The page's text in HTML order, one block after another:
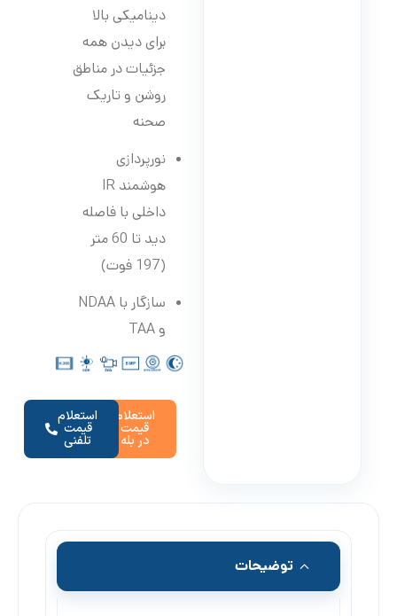
دینامیکی بالا
برای دیدن همه
جزئیات در مناطق
روشن و تاریک
صحنه
نورپردازی
هوشمند IR
داخلی با فاصله
دید تا 60 متر
(197 فوت)
سازگار با NDAA
و TAA
استعلام
قیمت
در بله
استعلام
قیمت
تلفنی
توضیحات